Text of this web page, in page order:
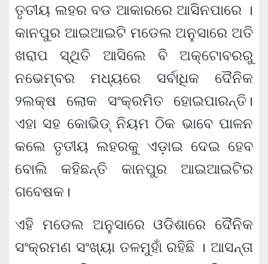
ତୃତୀୟ ଲହର ବଡ ଆକାରରେ ଆସିନପାରେ ।
କାନପୁର ଆଇଆଇଟି ମଡେଲ ଅନୁସାରେ ଅତି
ଖରାପ ସ୍ଥିତି ଆସିଲେ ବି ଅକ୍ଟୋବରରୁ
ନଭେମ୍ବର ମଧ୍ୟରେ ସର୍ବାଧିକ ଦୈନିକ
୨ଲକ୍ଷ ଲୋକ ସଂକ୍ରମିତ ହୋଇପାରନ୍ତି।
ଏହା ସହ କୋଭିଡ୍ ନିୟମ ଠିକ ଭାବେ ପାଳନ
କଲେ ତୃତୀୟ ଲହରକୁ ଏଡ଼ାଇ ଦେଇ ହେବ
ବୋଲି କହିଛନ୍ତି କାନପୁର ଆଇଆଇଟିର
ଗବେଷକ।
ଏହି ମଡେଲ ଅନୁସାରେ ଓଡିଶାରେ ଦୈନିକ
ସଂକ୍ରମଣ ସଂଖ୍ୟା ତଳମୁହାଁ ରହିଛି । ଆସନ୍ତା